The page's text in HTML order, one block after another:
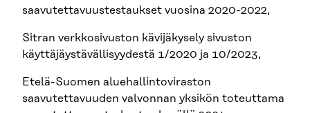
saavutettavuustestaukset vuosina 2020-2022,
Sitran verkkosivuston kävijäkysely sivuston
käyttäjäystävällisyydestä 1/2020 ja 10/2023,
Etelä-Suomen aluehallintoviraston
saavutettavuuden valvonnan yksikön toteuttama